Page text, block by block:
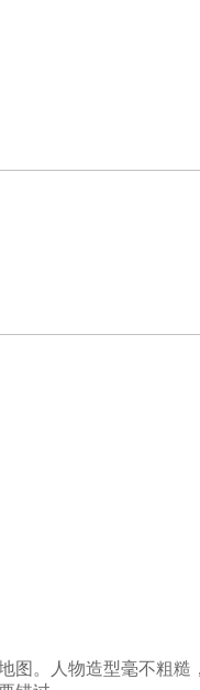
图。人物造型毫不粗糙